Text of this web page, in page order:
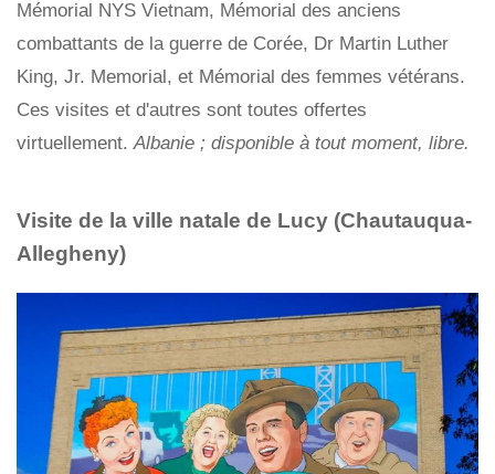
Mémorial NYS Vietnam, Mémorial des anciens
combattants de la guerre de Corée, Dr Martin Luther
King, Jr. Memorial, et Mémorial des femmes vétérans.
Ces visites et d'autres sont toutes offertes
virtuellement.Albanie ; disponible à tout moment, libre.
Visite de la ville natale de Lucy (Chautauqua-
Allegheny)